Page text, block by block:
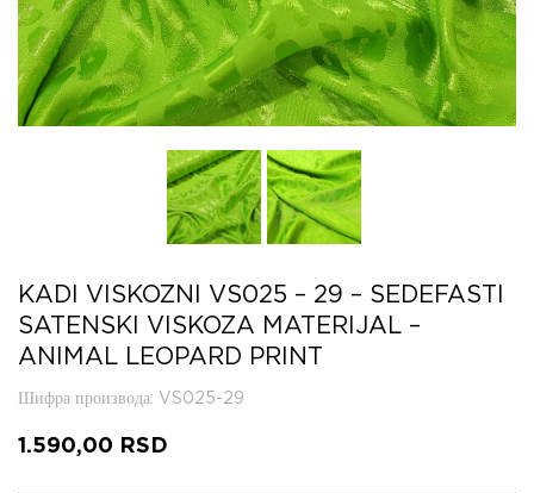
KADI VISKOZNI VS025 – 29 – SEDEFASTI
SATENSKI VISKOZA MATERIJAL –
ANIMAL LEOPARD PRINT
Шифра производа: VS025-29
1.590,00 RSD